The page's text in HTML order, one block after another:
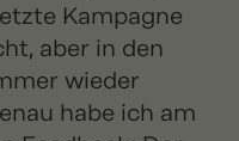
Kampagne
aber in den
wieder
habe ich am